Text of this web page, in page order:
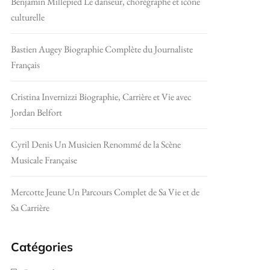
culturelle
Bastien Augey Biographie Complète du Journaliste
Français
Cristina Invernizzi Biographie, Carrière et Vie avec
Jordan Belfort
Cyril Denis Un Musicien Renommé de la Scène
Musicale Française
Mercotte Jeune Un Parcours Complet de Sa Vie et de
Sa Carrière
Catégories